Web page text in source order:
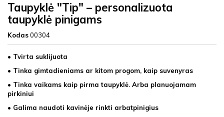
Taupyklė "Tip" – personalizuota
taupyklė pinigams
Kodas00304
• Tvirta suklijuota
• Tinka gimtadieniams ar kitom progom, kaip suvenyras
• Tinka vaikams kaip pirma taupyklė. Arba planuojamam
pirkiniui
• Galima naudoti kavinėje rinkti arbatpinigius